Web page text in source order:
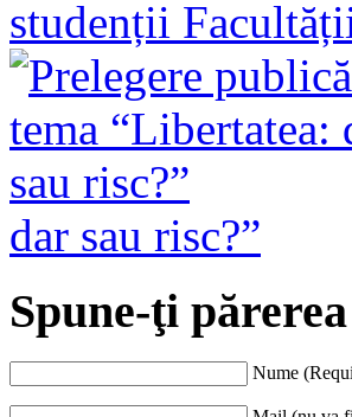
studenții
dar sau risc?”
Spune-ţi părerea
Nume